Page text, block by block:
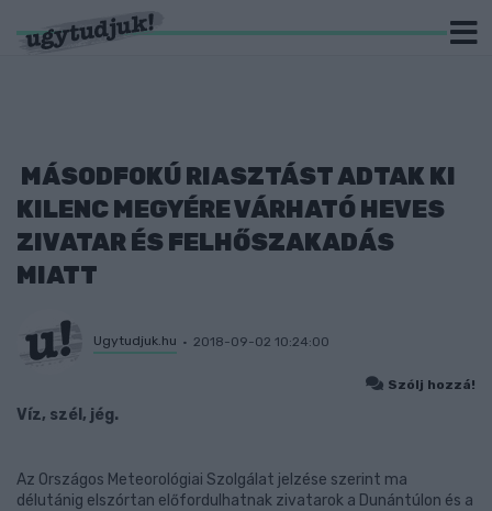
MÁSODFOKÚ RIASZTÁST ADTAK KI
KILENC MEGYÉRE VÁRHATÓ HEVES
ZIVATAR ÉS FELHŐSZAKADÁS
MIATT
Ugytudjuk.hu 2018-09-02 10:24:00
Szólj hozzá!
Víz, szél, jég.
Az Országos Meteorológiai Szolgálat jelzése szerint ma
délutánig elszórtan előfordulhatnak zivatarok a Dunántúlon és a